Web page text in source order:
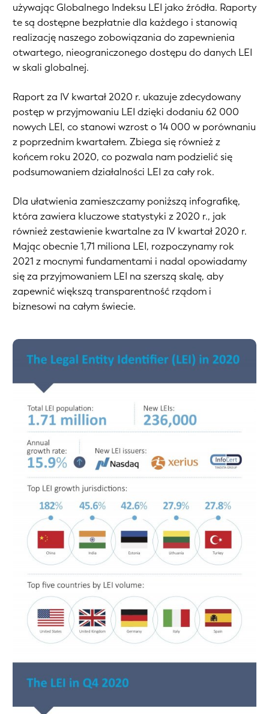
używając Globalnego Indeksu LEI jako źródła. Raporty
te są dostępne bezpłatnie dla każdego i stanowią
realizację naszego zobowiązania do zapewnienia
otwartego, nieograniczonego dostępu do danych LEI
w skali globalnej.
Raport za IV kwartał 2020 r. ukazuje zdecydowany
postęp w przyjmowaniu LEI dzięki dodaniu 62 000
nowych LEI, co stanowi wzrost o 14 000 w porównaniu
z poprzednim kwartałem. Zbiega się również z
końcem roku 2020, co pozwala nam podzielić się
podsumowaniem działalności LEI za cały rok.
Dla ułatwienia zamieszczamy poniższą infografikę,
która zawiera kluczowe statystyki z 2020 r., jak
również zestawienie kwartalne za IV kwartał 2020 r.
Mając obecnie 1,71 miliona LEI, rozpoczynamy rok
2021 z mocnymi fundamentami i nadal opowiadamy
się za przyjmowaniem LEI na szerszą skalę, aby
zapewnić większą transparentność rządom i
biznesowi na całym świecie.